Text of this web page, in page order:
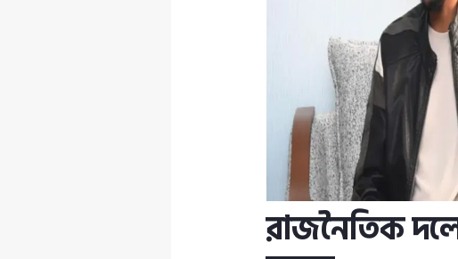
রাজনৈতিক